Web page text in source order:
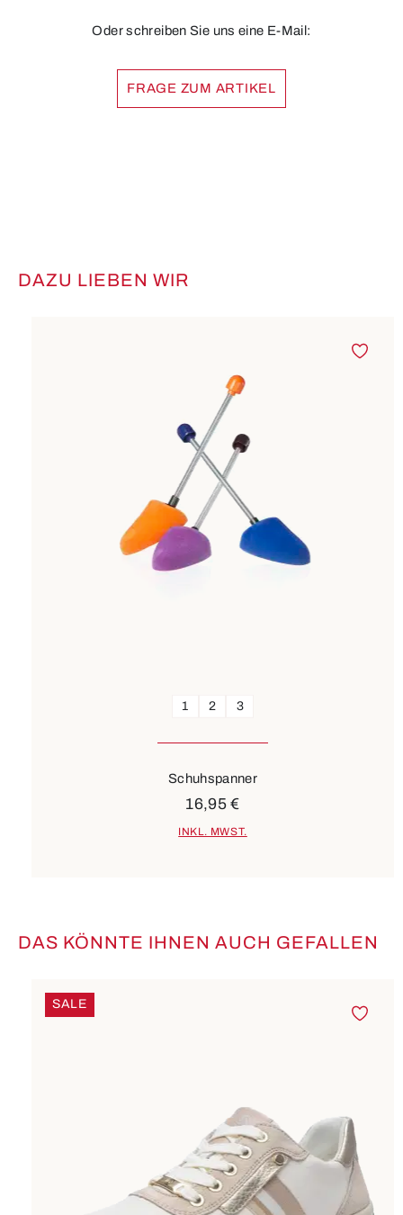
Oder schreiben Sie uns eine E-Mail:
FRAGE ZUM ARTIKEL
Produktgalerie überspringen
DAZU LIEBEN WIR
1 2 3
Schuhspanner
16,95 €
INKL. MWST.
Produktgalerie überspringen
DAS KÖNNTE IHNEN AUCH GEFALLEN
SALE